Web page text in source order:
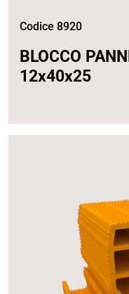
Codice 8920
BLOCCO
12x40x25